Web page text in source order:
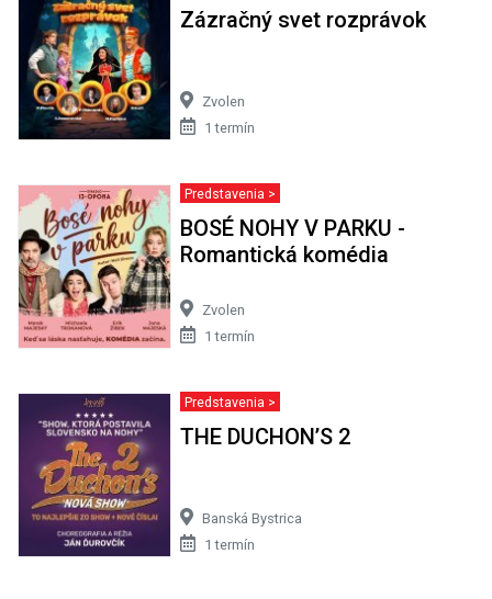
Zázračný svet rozprávok
Zvolen
1 termín
Predstavenia >
BOSÉ NOHY V PARKU -
Romantická komédia
Zvolen
1 termín
Predstavenia >
THE DUCHON’S 2
Banská Bystrica
1 termín